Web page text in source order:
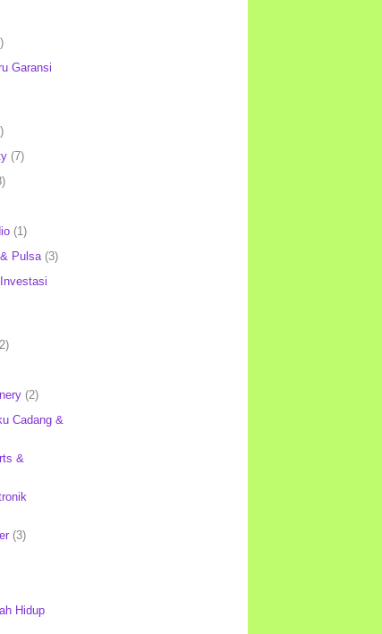
Garansi
(7)
(1)
Pulsa (3)
(2)
Cadang &
&
(3)
Hidup